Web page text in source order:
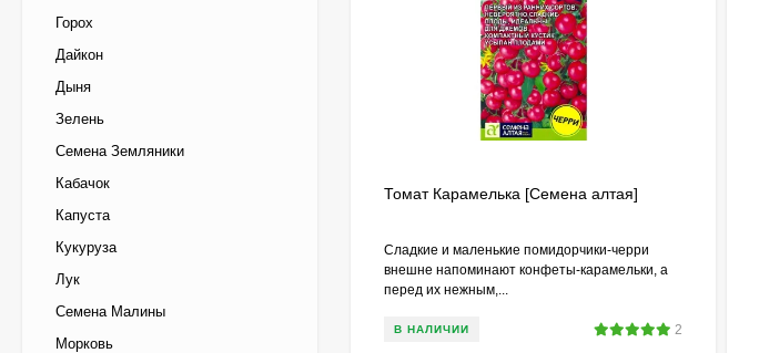
Томат Карамелька [Семена алтая]
Сладкие и маленькие помидорчики-черри
внешне напоминают конфеты-карамельки, а
перед их нежным,...
В НАЛИЧИИ 2
Горох
Дайкон
Дыня
Зелень
Семена Земляники
Кабачок
Капуста
Кукуруза
Лук
Семена Малины
Морковь